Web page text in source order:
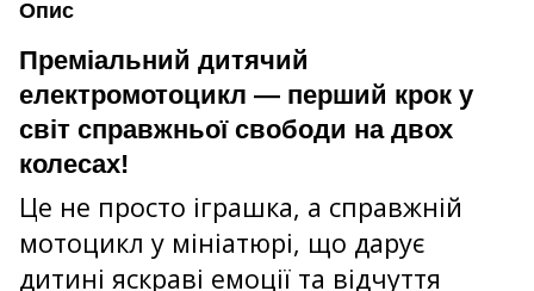
Опис
Преміальний дитячий
електромотоцикл — перший крок у
світ справжньої свободи на двох
колесах!
Це не просто іграшка, а справжній
мотоцикл у мініатюрі, що дарує
дитині яскраві емоції та відчуття